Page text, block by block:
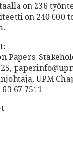
on 236
on 240 000
Papers,
UPM
67 7511